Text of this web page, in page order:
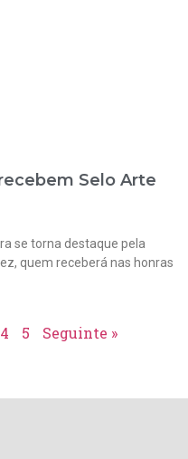
Selo Arte
se torna destaque pela
quem receberá nas honras
4 5 Seguinte »